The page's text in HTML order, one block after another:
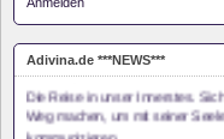
Adivina.de ***NEWS***
Monas Seelenreise
Die Reise in unser Innerstes. Sich
Weg machen, um mit seiner Seele
kommunizieren.